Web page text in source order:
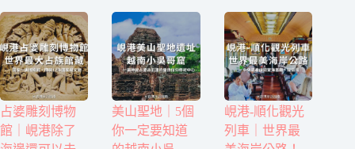
占婆雕刻博物
館｜峴港除了
美山聖地｜5個
你一定要知道
峴港-順化觀光
列車｜世界最